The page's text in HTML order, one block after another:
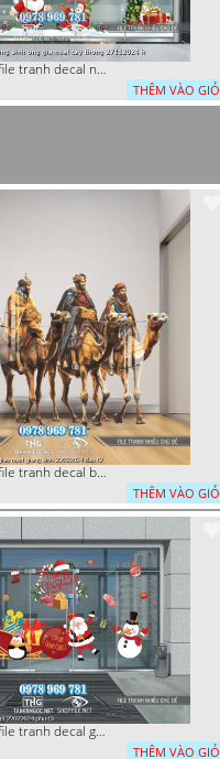
file tranh decal noel giang sinh ong gia noel cay thong 27112024 h
THÊM VÀO GIỎ
file tranh decal ba vua cong giao noel giang sinh 22022024 dao t2
THÊM VÀO GIỎ
file tranh decal giang sinh noel 22022024 phu t3
THÊM VÀO GIỎ